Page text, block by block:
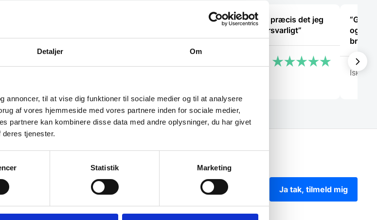
Detaljer Om
annoncer, til at vise dig funktioner til sociale medier og til at analysere
af vores hjemmeside med vores partnere inden for sociale medier,
partnere kan kombinere disse data med andre oplysninger, du har givet
tjenester.
Statistik Marketing
skyerne, så skal jeg med
fornøjelse skrive niget”
“Kom hurtigt og er præcis det jeg
bestilte. Pakket forsvarligt”
og for
bravør”
Isken
Ja tak, tilmeld mig